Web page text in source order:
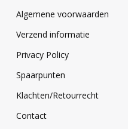
Algemene voorwaarden
Verzend informatie
Privacy Policy
Spaarpunten
Klachten/Retourrecht
Contact